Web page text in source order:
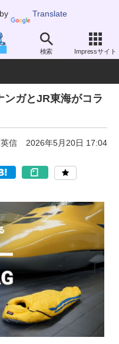
Translate
検索 Impressサイト
ア キャンプ
ガとJR東海がコラ
信 2026年5月20日 17:04